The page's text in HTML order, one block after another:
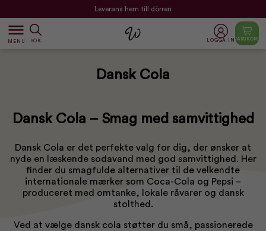
Leverans hem till dörren
dehaze
MENU SÖK LOGGA IN VARUKORG
Dansk Cola
Dansk Cola – Smag med samvittighed
Dansk Cola er det perfekte valg for dig, der ønsker at
nyde en læskende sodavand med god samvittighed. Her
finder du smagfulde alternativer til de velkendte
internationale mærker som Coca-Cola og Pepsi –
produceret med omtanke, lokale råvarer og dansk
stolthed.
Ved at vælge dansk cola støtter du små, passionerede